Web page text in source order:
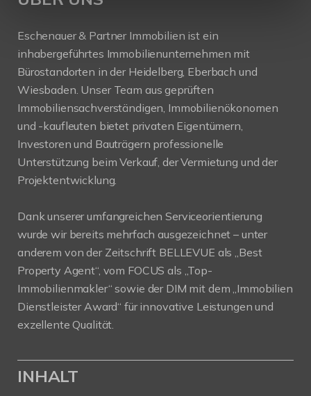
Eschenauer & Partner Immobilien ist ein
inhabergeführtes Immobilienunternehmen mit
Bürostandorten in der Heidelberg, Eberbach und
Wiesbaden. Unser Team aus geprüften
Immobiliensachverständigen, Immobilienökonomen
und -kaufleuten bietet privaten Eigentümern,
Investoren und Bauträgern professionelle
Unterstützung beim Verkauf, der Vermietung und der
Projektentwicklung.
Dank unserer umfangreichen Serviceorientierung
wurde wir bereits mehrfach ausgezeichnet – unter
anderem von der Zeitschrift BELLEVUE als „Best
Property Agent“, vom FOCUS als „Top-
Immobilienmakler“ sowie der DIM mit dem „Immobilien
Dienstleister Award“ für innovative Leistungen und
exzellente Qualität.
INHALT